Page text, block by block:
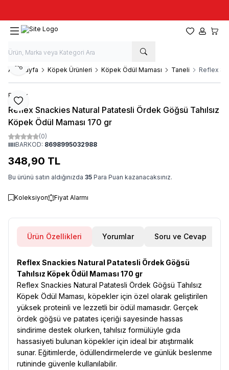
Favorilerim
Hesabım
Ana Sayfa Köpek Ürünleri Köpek Ödül Maması Taneli Reflex
Favoriye Ekle
Paylaş
Reflex
Reflex Snackies Natural Patatesli Ördek Göğsü Tahılsız
Köpek Ödül Maması 170 gr
(0)
BARKOD: 8698995032988
348,90 TL
Bu ürünü satın aldığınızda 35 Para Puan kazanacaksınız.
Koleksiyon Fiyat Alarmı
Ürün Özellikleri Yorumlar Soru ve Cevap
Reflex Snackies Natural Patatesli Ördek Göğsü
Tahılsız Köpek Ödül Maması 170 gr
Reflex Snackies Natural Patatesli Ördek Göğsü Tahılsız
Köpek Ödül Maması, köpekler için özel olarak geliştirilen
yüksek proteinli ve lezzetli bir ödül mamasıdır. Gerçek
ördek göğsü ve patates içeriği sayesinde hassas
sindirime destek olurken, tahılsız formülüyle gıda
hassasiyeti bulunan köpekler için ideal bir atıştırmalık
sunar. Eğitimlerde, ödüllendirmelerde ve günlük beslenme
rutininde güvenle kullanılabilir.